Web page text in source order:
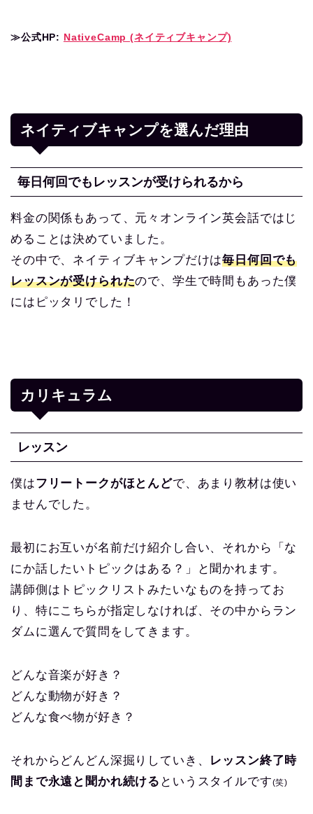
≫公式HP: NativeCamp (ネイティブキャンプ)
ネイティブキャンプを選んだ理由
毎日何回でもレッスンが受けられるから
料金の関係もあって、元々オンライン英会話ではじ
めることは決めていました。
その中で、ネイティブキャンプだけは毎日何回でも
レッスンが受けられたので、学生で時間もあった僕
にはピッタリでした！
カリキュラム
レッスン
僕はフリートークがほとんどで、あまり教材は使い
ませんでした。
最初にお互いが名前だけ紹介し合い、それから「な
にか話したいトピックはある？」と聞かれます。
講師側はトピックリストみたいなものを持ってお
り、特にこちらが指定しなければ、その中からラン
ダムに選んで質問をしてきます。
どんな音楽が好き？
どんな動物が好き？
どんな食べ物が好き？
それからどんどん深掘りしていき、 レッスン終了時
間まで永遠と聞かれ続ける というスタイルです(笑)